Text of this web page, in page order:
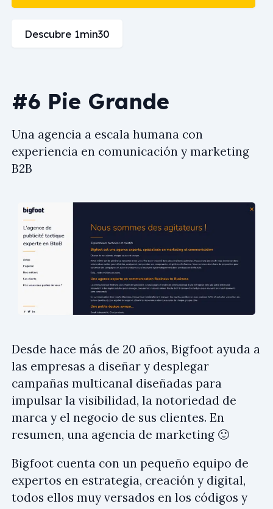
Descubre 1min30
#6 Pie Grande
Una agencia a escala humana con
experiencia en comunicación y marketing
B2B
Desde hace más de 20 años, Bigfoot ayuda a
las empresas a diseñar y desplegar
campañas multicanal diseñadas para
impulsar la visibilidad, la notoriedad de
marca y el negocio de sus clientes. En
resumen, una agencia de marketing 🙂
Bigfoot cuenta con un pequeño equipo de
expertos en estrategia, creación y digital,
todos ellos muy versados en los códigos y